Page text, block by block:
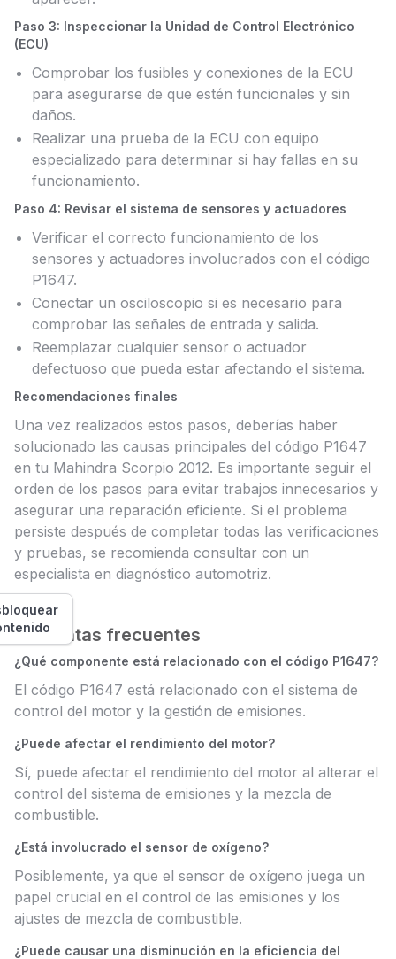
Paso 3: Inspeccionar la Unidad de Control Electrónico
(ECU)
Comprobar los fusibles y conexiones de la ECU
para asegurarse de que estén funcionales y sin
daños.
Realizar una prueba de la ECU con equipo
especializado para determinar si hay fallas en su
funcionamiento.
Paso 4: Revisar el sistema de sensores y actuadores
Verificar el correcto funcionamiento de los
sensores y actuadores involucrados con el código
P1647.
Conectar un osciloscopio si es necesario para
comprobar las señales de entrada y salida.
Reemplazar cualquier sensor o actuador
defectuoso que pueda estar afectando el sistema.
Recomendaciones finales
Una vez realizados estos pasos, deberías haber
solucionado las causas principales del código P1647
en tu Mahindra Scorpio 2012. Es importante seguir el
orden de los pasos para evitar trabajos innecesarios y
asegurar una reparación eficiente. Si el problema
persiste después de completar todas las verificaciones
y pruebas, se recomienda consultar con un
especialista en diagnóstico automotriz.
Preguntas frecuentes
¿Qué componente está relacionado con el código P1647?
El código P1647 está relacionado con el sistema de
control del motor y la gestión de emisiones.
¿Puede afectar el rendimiento del motor?
Sí, puede afectar el rendimiento del motor al alterar el
control del sistema de emisiones y la mezcla de
combustible.
¿Está involucrado el sensor de oxígeno?
Posiblemente, ya que el sensor de oxígeno juega un
papel crucial en el control de las emisiones y los
ajustes de mezcla de combustible.
¿Puede causar una disminución en la eficiencia del